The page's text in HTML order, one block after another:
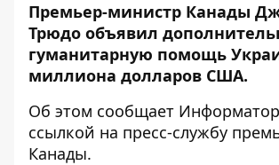
Премьер-министр Канады
Трюдо объявил
гуманитарную помощь
миллиона долларов США.
Об этом сообщает Информатор
ссылкой на пресс-службу
Канады.